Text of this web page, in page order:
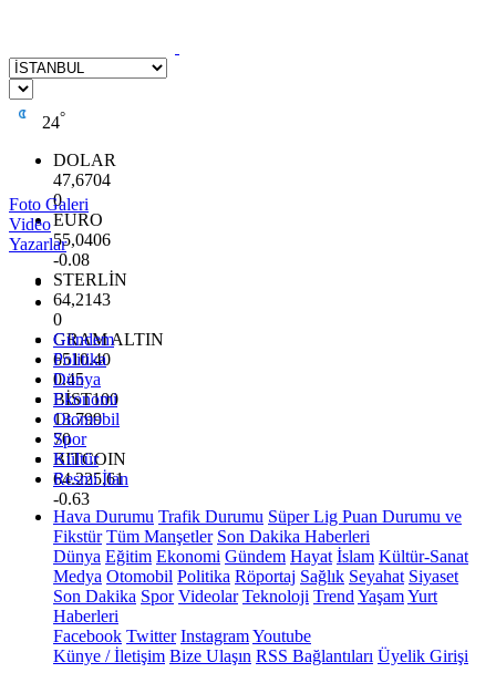
24°
DOLAR
47,6704
0
EURO
55,0406
-0.08
STERLİN
64,2143
0
GRAM ALTIN
6510.40
0.45
BİST100
13.799
70
BITCOIN
64.225,61
-0.63
Foto Galeri
Video
Yazarlar
Gündem
Politika
Dünya
Ekonomi
Otomobil
Spor
Kültür
Resmi İlan
Hava Durumu Trafik Durumu Süper Lig Puan Durumu ve
Fikstür Tüm Manşetler Son Dakika Haberleri
Dünya Eğitim Ekonomi Gündem Hayat İslam Kültür-Sanat
Medya Otomobil Politika Röportaj Sağlık Seyahat Siyaset
Son Dakika Spor Videolar Teknoloji Trend YaşamYurt
Haberleri
Facebook Twitter InstagramYoutube
Künye / İletişim Bize Ulaşın RSS Bağlantıları Üyelik Girişi